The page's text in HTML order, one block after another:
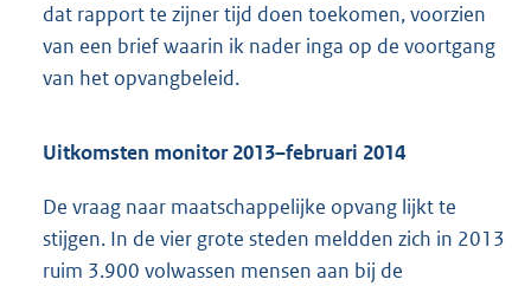
dat rapport te zijner tijd doen toekomen, voorzien
van een brief waarin ik nader inga op de voortgang
van het opvangbeleid.
Uitkomsten monitor 2013–februari 2014
De vraag naar maatschappelijke opvang lijkt te
stijgen. In de vier grote steden meldden zich in 2013
ruim 3.900 volwassen mensen aan bij de